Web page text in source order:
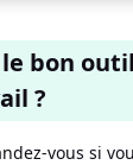
bon
?
vous si